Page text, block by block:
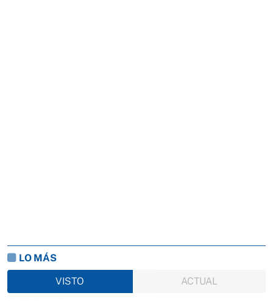
LO MÁS
VISTO
ACTUAL